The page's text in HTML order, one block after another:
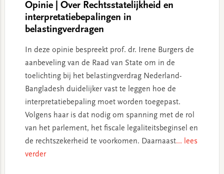
Opinie | Over Rechtsstatelijkheid en
interpretatiebepalingen in
belastingverdragen
In deze opinie bespreekt prof. dr. Irene Burgers de
aanbeveling van de Raad van State om in de
toelichting bij het belastingverdrag Nederland-
Bangladesh duidelijker vast te leggen hoe de
interpretatiebepaling moet worden toegepast.
Volgens haar is dat nodig om spanning met de rol
van het parlement, het fiscale legaliteitsbeginsel en
de rechtszekerheid te voorkomen. Daarnaast... lees
verder